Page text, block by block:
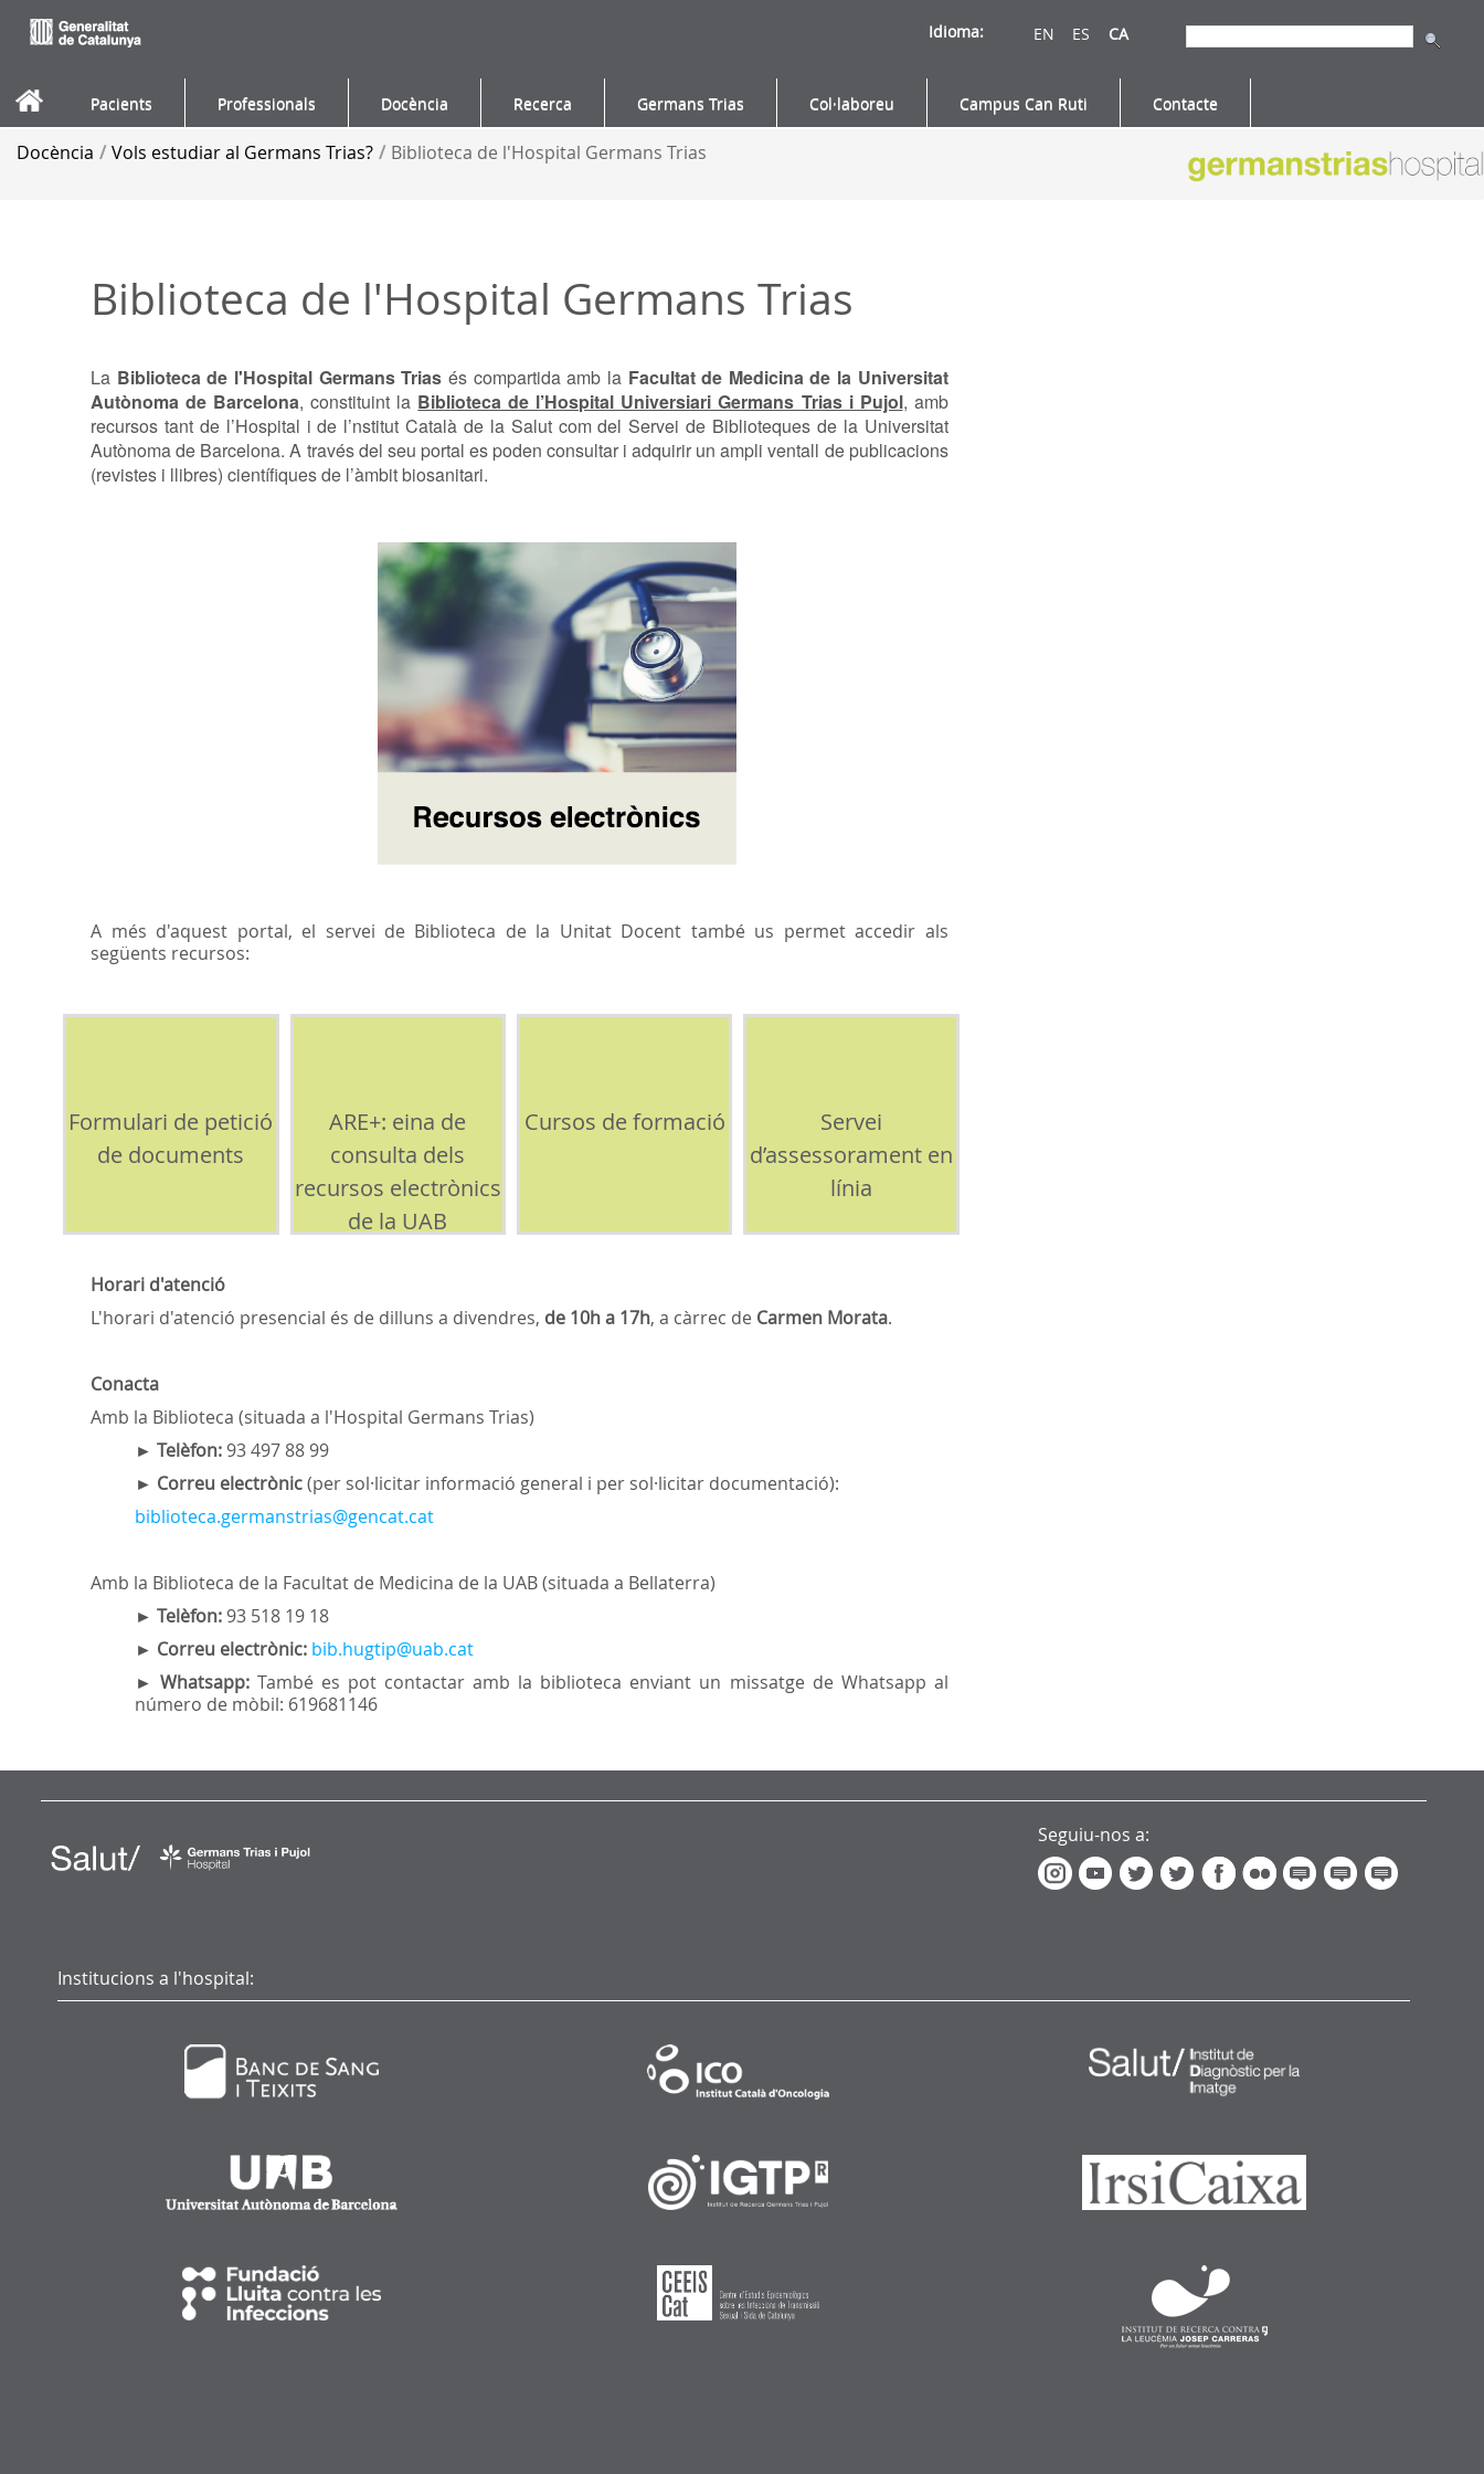
EN ES CA
Idioma:
Pacients Professionals Docència Recerca Germans Trias Col·laboreu Campus Can Ruti Contacte
Docència / Vols estudiar al Germans Trias? / Biblioteca de l'Hospital Germans Trias
Biblioteca de l'Hospital Germans Trias
La Biblioteca de l'Hospital Germans Trias és compartida amb la Facultat de Medicina de la Universitat
Autònoma de Barcelona, constituint la Biblioteca de l’Hospital Universiari Germans Trias i Pujol, amb
recursos tant de l’Hospital i de l’nstitut Català de la Salut com del Servei de Biblioteques de la Universitat
Autònoma de Barcelona. A través del seu portal es poden consultar i adquirir un ampli ventall de publicacions
(revistes i llibres) científiques de l’àmbit biosanitari.
A més d'aquest portal, el servei de Biblioteca de la Unitat Docent també us permet accedir als
següents recursos:
Formulari de petició
de documents
ARE+: eina de
consulta dels
recursos electrònics
de la UAB
Cursos de formació
Servei
d’assessorament en
línia
Horari d'atenció
L'horari d'atenció presencial és de dilluns a divendres, de 10h a 17h, a càrrec de Carmen Morata.
Conacta
Amb la Biblioteca (situada a l'Hospital Germans Trias)
►Telèfon: 93 497 88 99
► Correu electrònic(per sol·licitar informació general i per sol·licitar documentació):
biblioteca.germanstrias@gencat.cat
Amb la Biblioteca de la Facultat de Medicina de la UAB (situada a Bellaterra)
►Telèfon: 93 518 19 18
► Correu electrònic: bib.hugtip@uab.cat
► Whatsapp:També es pot contactar amb la biblioteca enviant un missatge de Whatsapp al
número de mòbil: 619681146
Seguiu-nos a:
Institucions a l'hospital: